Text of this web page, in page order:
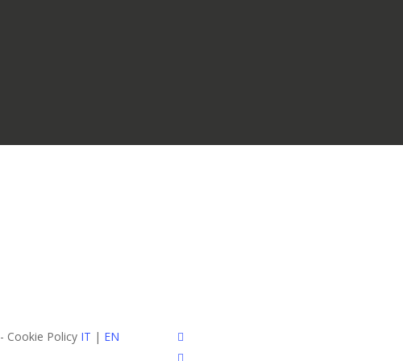
- Cookie Policy IT | EN
facebook
pinterest